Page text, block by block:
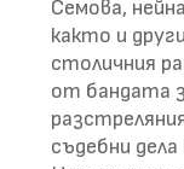
Семова,
както и
столичния
от бандата
съдебни